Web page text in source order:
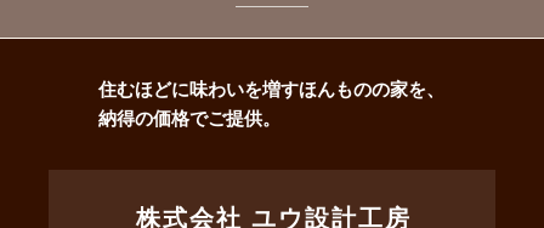
住むほどに味わいを増すほんものの家を、
納得の価格でご提供。
株式会社 ユウ設計工房